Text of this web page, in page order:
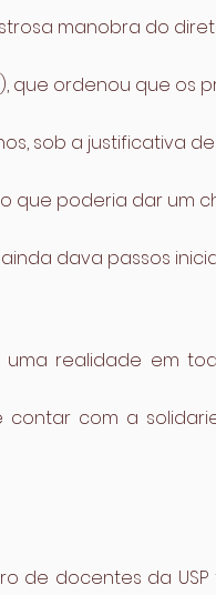
manobra do
que ordenou que
sob a justificativa
que poderia dar um
dava passos
uma realidade em
contar com a
de docentes da